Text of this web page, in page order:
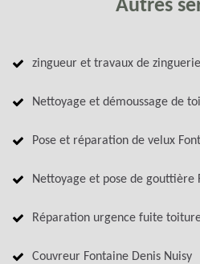
Autres
zingueur et travaux de
Nettoyage et démoussage de
Pose et réparation de velux
Nettoyage et pose de gouttière
Réparation urgence fuite
Couvreur Fontaine Denis Nuisy